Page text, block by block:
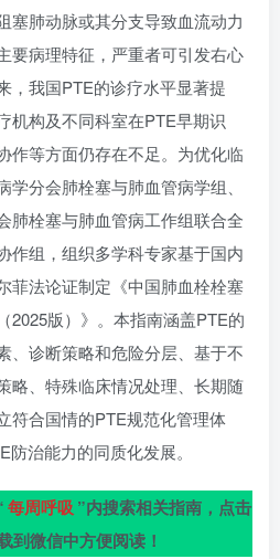
塞肺动脉或其分支导致血流动力
要病理特征，严重者可引发右心
，我国PTE的诊疗水平显著提
机构及不同科室在PTE早期识
作等方面仍存在不足。为优化临
分会肺栓塞与肺血管病学组、
肺栓塞与肺血管病工作组联合全
作组，组织多学科专家基于国内
菲法论证制定《中国肺血栓栓塞
2025版）》。本指南涵盖PTE的
、诊断策略和危险分层、基于不
略、特殊临床情况处理、长期随
符合国情的PTE规范化管理体
治能力的同质化发展。
每周呼吸 ”内搜索相关指南，点击
到微信中方便阅读！